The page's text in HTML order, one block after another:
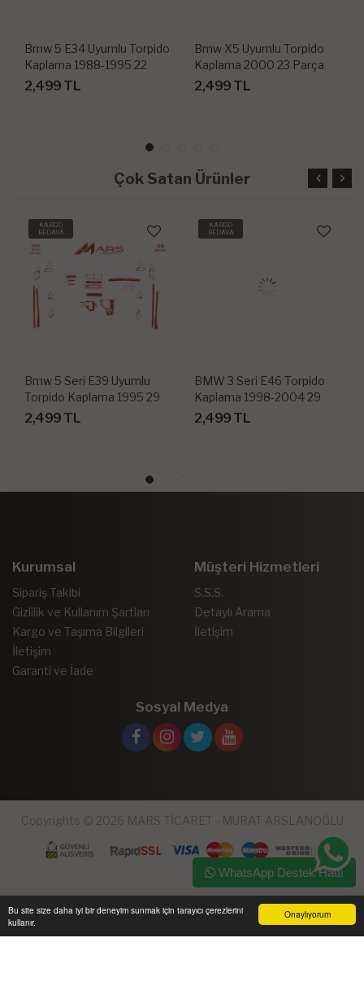
Onaylıyorum
Bu site size daha iyi bir deneyim sunmak için tarayıcı çerezlerini
kullanır.
Bmw 5 E34 Uyumlu Torpido
Kaplama 1988-1995 22
Parça
2,499 TL
Bmw X5 Uyumlu Torpido
Kaplama 2000 23 Parça
2,499 TL
Çok Satan Ürünler
KARGO
BEDAVA
Bmw 5 Seri E39 Uyumlu
Torpido Kaplama 1995 29
Parça
2,499 TL
KARGO
BEDAVA
BMW 3 Seri E46 Torpido
Kaplama 1998-2004 29
Parça
2,499 TL
Kurumsal
Sipariş Takibi
Gizlilik ve Kullanım Şartları
Kargo ve Taşıma Bilgileri
İletişim
Garanti ve İade
Müşteri Hizmetleri
S.S.S.
Detaylı Arama
İletişim
Sosyal Medya
Copyrights © 2026 MARS TİCARET - MURAT ARSLANOĞLU
Ana Sayfa Sipariş Takibi İletişim
WhatsApp Destek Hattı